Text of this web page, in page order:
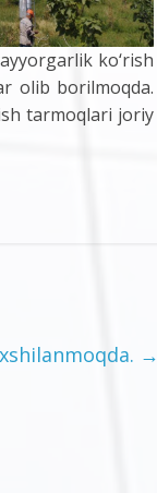
ko‘rish
olib borilmoqda.
tarmoqlari joriy
→